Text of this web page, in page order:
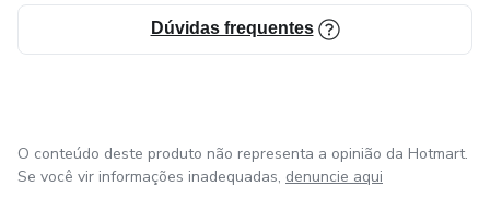
Dúvidas frequentes
O conteúdo deste produto não representa a opinião da Hotmart.
Se você vir informações inadequadas, denuncie aqui